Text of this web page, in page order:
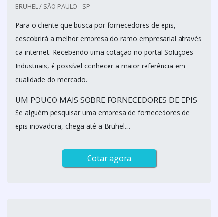
BRUHEL / SÃO PAULO - SP
Para o cliente que busca por fornecedores de epis,
descobrirá a melhor empresa do ramo empresarial através
da internet. Recebendo uma cotação no portal Soluções
Industriais, é possível conhecer a maior referência em
qualidade do mercado.
UM POUCO MAIS SOBRE FORNECEDORES DE EPIS
Se alguém pesquisar uma empresa de fornecedores de
epis inovadora, chega até a Bruhel....
Cotar agora